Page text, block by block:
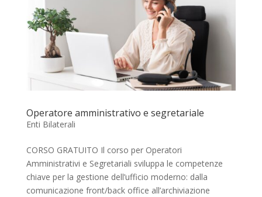
Operatore amministrativo e segretariale
Enti Bilaterali
CORSO GRATUITO Il corso per Operatori
Amministrativi e Segretariali sviluppa le competenze
chiave per la gestione dell’ufficio moderno: dalla
comunicazione front/back office all’archiviazione